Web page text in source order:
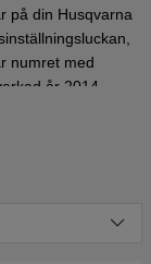
på din Husqvarna
numret med
år 2014.